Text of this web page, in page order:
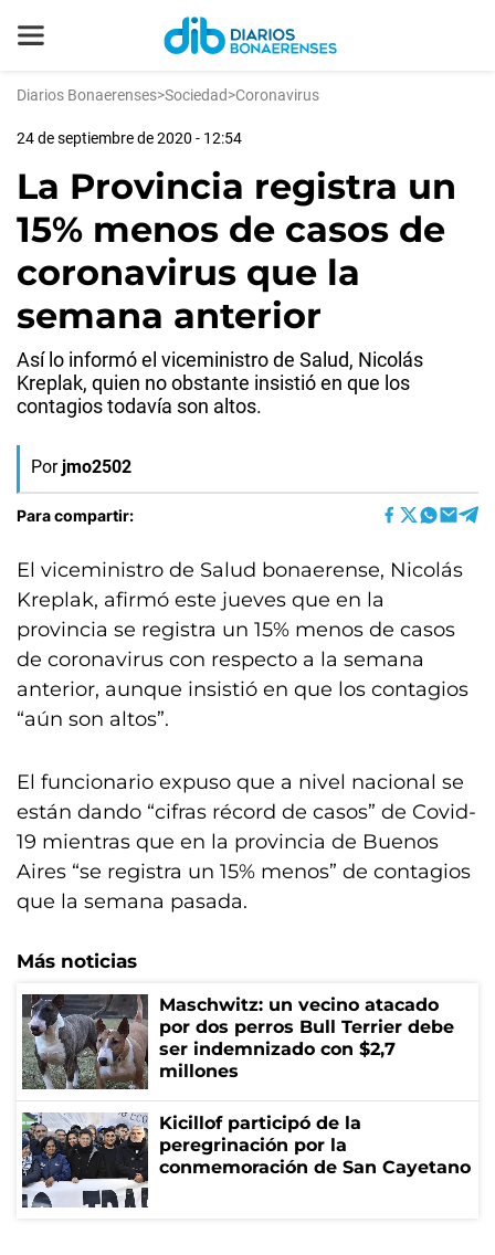
Diarios Bonaerenses>Sociedad>Coronavirus
24 de septiembre de 2020 - 12:54
La Provincia registra un
15% menos de casos de
coronavirus que la
semana anterior
Así lo informó el viceministro de Salud, Nicolás
Kreplak, quien no obstante insistió en que los
contagios todavía son altos.
Por jmo2502
Para compartir:
El viceministro de Salud bonaerense, Nicolás
Kreplak, afirmó este jueves que en la
provincia se registra un 15% menos de casos
de coronavirus con respecto a la semana
anterior, aunque insistió en que los contagios
“aún son altos”.
El funcionario expuso que a nivel nacional se
están dando “cifras récord de casos” de Covid-
19 mientras que en la provincia de Buenos
Aires “se registra un 15% menos” de contagios
que la semana pasada.
Más noticias
Maschwitz: un vecino atacado
por dos perros Bull Terrier debe
ser indemnizado con $2,7
millones
Kicillof participó de la
peregrinación por la
conmemoración de San Cayetano